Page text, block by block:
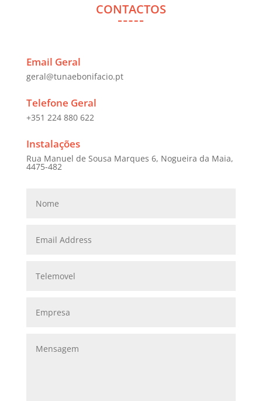
CONTACTOS
Email Geral
geral@tunaebonifacio.pt
Telefone Geral
+351 224 880 622
Instalações
Rua Manuel de Sousa Marques 6, Nogueira da Maia,
4475-482